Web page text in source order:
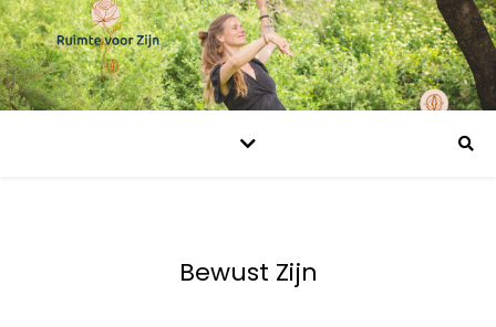
Bewust Zijn